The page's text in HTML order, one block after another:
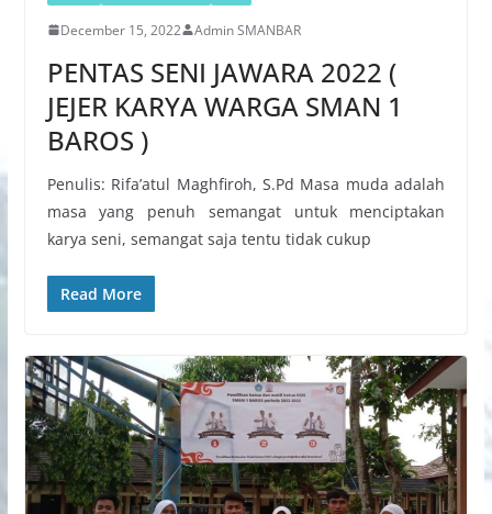
December 15, 2022 Admin SMANBAR
PENTAS SENI JAWARA 2022 (
JEJER KARYA WARGA SMAN 1
BAROS )
Penulis: Rifa’atul Maghfiroh, S.Pd Masa muda adalah
masa yang penuh semangat untuk menciptakan
karya seni, semangat saja tentu tidak cukup
Read More